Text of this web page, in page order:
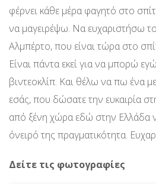
φέρνει κάθε μέρα φαγητό στο
να μαγειρέψω. Να ευχαριστήσω
Αλμπέρτο, που είναι τώρα στο
Είναι πάντα εκεί για να μπορώ
βιντεοκλίπ. Και θέλω να πω ένα
εσάς, που δώσατε την ευκαιρία
από ξένη χώρα εδώ στην Ελλάδα
όνειρό της πραγματικότητα.
Δείτε τις φωτογραφίες